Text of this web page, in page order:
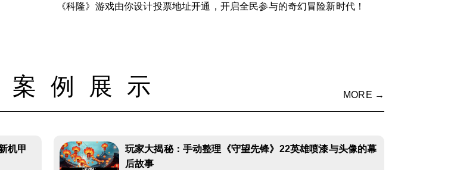
《科隆》游戏由你设计投票地址开通，开启全民参与的奇幻冒险新时代！
案例展示 MORE →
机甲
玩家大揭秘：手动整理《守望先锋》22英雄喷漆与头像的幕
后故事